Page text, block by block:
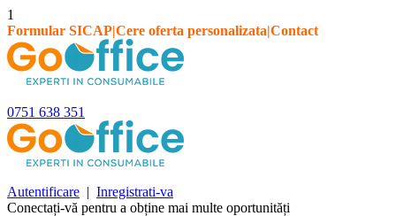
1
Formular SICAP|Cere oferta personalizata|Contact
0751 638 351
Autentificare | Inregistrati-va
Conectați-vă pentru a obține mai multe oportunități